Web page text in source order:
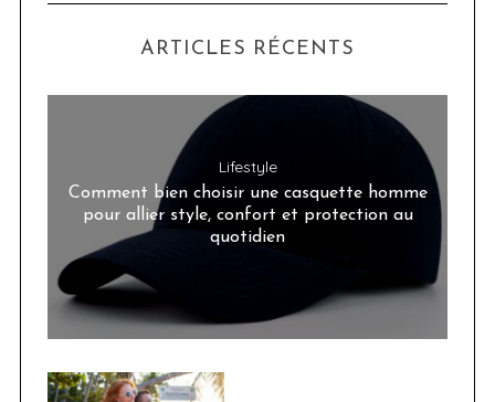
ARTICLES RÉCENTS
Lifestyle
Comment bien choisir une casquette homme
pour allier style, confort et protection au
quotidien